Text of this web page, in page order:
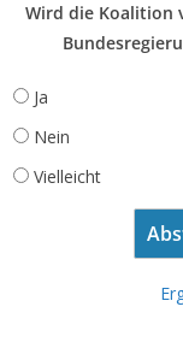
Wird die Koalition
Ja
Nein
Vielleicht